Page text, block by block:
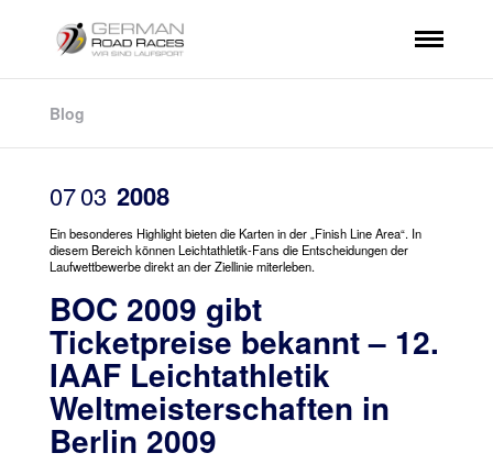
Blog
0703 2008
Ein besonderes Highlight bieten die Karten in der „Finish Line Area“. In
diesem Bereich können Leichtathletik-Fans die Entscheidungen der
Laufwettbewerbe direkt an der Ziellinie miterleben.
BOC 2009 gibt
Ticketpreise bekannt – 12.
IAAF Leichtathletik
Weltmeisterschaften in
Berlin 2009